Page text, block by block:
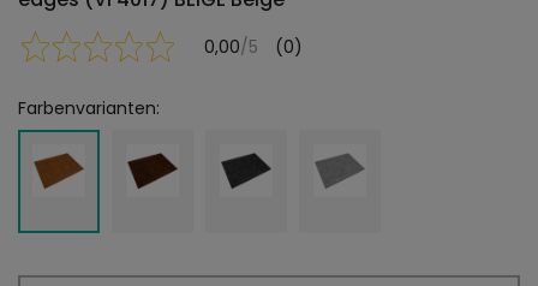
0,00/5 (0)
Farbenvarianten: